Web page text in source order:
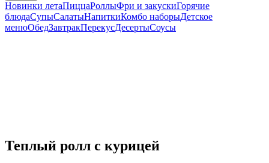
Новинки летаПиццаРоллыФри и закускиГорячие
блюдаСупыСалатыНапиткиКомбо наборыДетское
менюОбедЗавтракПерекусДесертыСоусы
Теплый ролл с курицей